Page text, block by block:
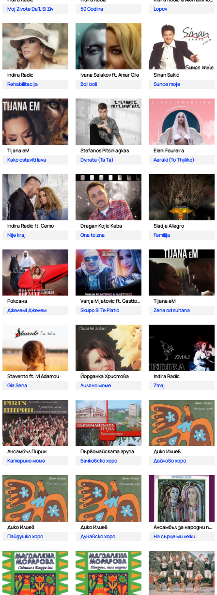
Moj Zivote Da’L Si Ziv
50 Godina
Lopov
Indira Radic
Rehabilitacija
Ivana Selakov ft. Amar Gile
Boli boli
Sinan Sakić
Sunce moje
Tijana eM
Kako ostaviti lava
Stefanos Pitsiniagkas
Dynata (Ta Ta)
Eleni Foureira
Aeraki (To Thyliko)
Indira Radic ft. Cemo
Nije kraj
Dragan Kojic Keba
Ona to zna
Sladja Allegro
Familija
Роксана
Джелем| Джелем
Vanja Mijatovic ft. Gasttozz
Skupo Bi Te Platio
Tijana eM
Zena od sultana
Stavento ft. Ivi Adamou
Gia Sena
Йорданка Христова
Лиляно моме
Indira Radic
Zmaj
Ансамбъл Пирин
Катерино моме
Първомайската група
Бачковско хоро
Дико Илиев
Дайчово хоро
Дико Илиев
Пайдушко хоро
Дико Илиев
Дунавско хоро
Ансамбъл за народни песни Разлог
На сърце ми лежи